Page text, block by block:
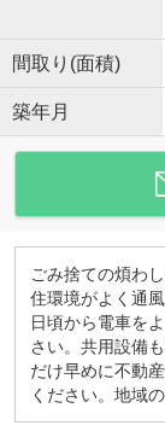
間取り(面積)
築年月
ごみ捨ての煩わ
住環境がよく通
日頃から電車を
さい。共用設備
だけ早めに不動
ください。地域